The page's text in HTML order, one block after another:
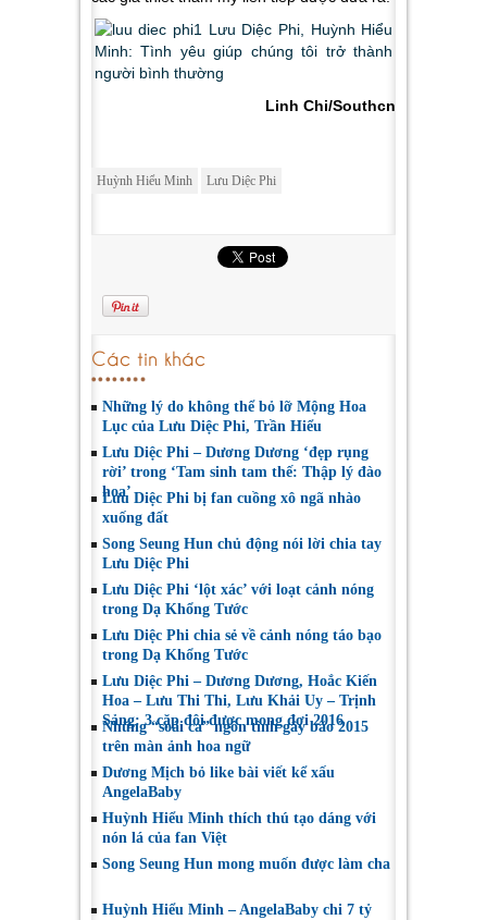
Linh Chi/Southcn
Huỳnh Hiểu Minh Lưu Diệc Phi
Các tin khác
Những lý do không thể bỏ lỡ Mộng Hoa
Lục của Lưu Diệc Phi, Trần Hiểu
Lưu Diệc Phi – Dương Dương ‘đẹp rụng
rời’ trong ‘Tam sinh tam thế: Thập lý đào
hoa’
Lưu Diệc Phi bị fan cuồng xô ngã nhào
xuống đất
Song Seung Hun chủ động nói lời chia tay
Lưu Diệc Phi
Lưu Diệc Phi ‘lột xác’ với loạt cảnh nóng
trong Dạ Khổng Tước
Lưu Diệc Phi chia sẻ về cảnh nóng táo bạo
trong Dạ Khổng Tước
Lưu Diệc Phi – Dương Dương, Hoắc Kiến
Hoa – Lưu Thi Thi, Lưu Khải Uy – Trịnh
Sảng: 3 cặp đôi được mong đợi 2016
Những “soái ca” ngôn tình gây bão 2015
trên màn ảnh hoa ngữ
Dương Mịch bỏ like bài viết kể xấu
AngelaBaby
Huỳnh Hiểu Minh thích thú tạo dáng với
nón lá của fan Việt
Song Seung Hun mong muốn được làm cha
Huỳnh Hiểu Minh – AngelaBaby chi 7 tỷ